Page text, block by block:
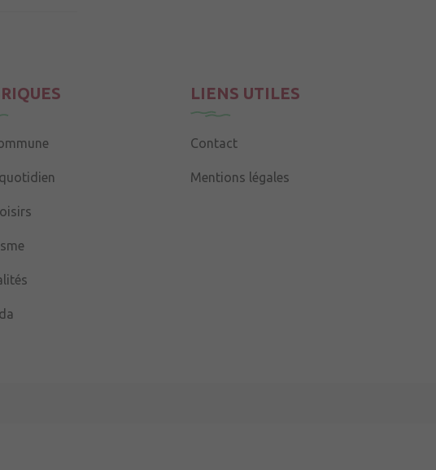
LIENS UTILES
Contact
Mentions légales